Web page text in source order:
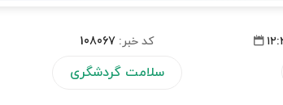
کد خبر: 108067
سلامت گردشگری